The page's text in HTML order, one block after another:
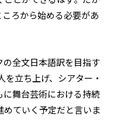
ろから始める必要があ
の全文日本語訳を目指す
立ち上げ、シアター・
舞台芸術における持続
ていく予定だと言いま